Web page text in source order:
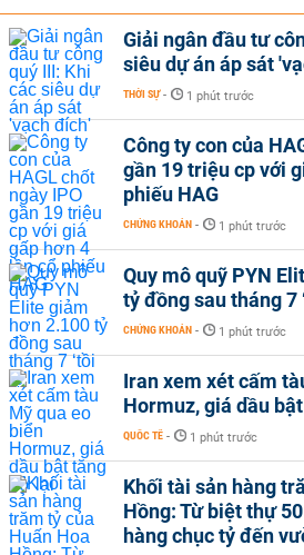
Giải ngân đầu tư
siêu dự án áp sát
THỜI SỰ - 1 phút trước
Công ty con của
gần 19 triệu cp với
phiếu HAG
CHỨNG KHOÁN - 1 phút trước
Quy mô quỹ PYN
tỷ đồng sau tháng 7
CHỨNG KHOÁN - 1 phút trước
Iran xem xét cấm
Hormuz, giá dầu
QUỐC TẾ - 1 phút trước
Khối tài sản hàng
Hồng: Từ biệt thự
hàng chục tỷ đến